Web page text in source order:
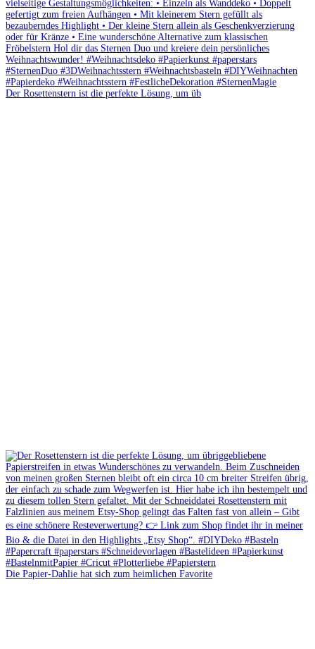
Der Rosettenstern ist die perfekte Lösung, um üb
Die Papier-Dahlie hat sich zum heimlichen Favorite